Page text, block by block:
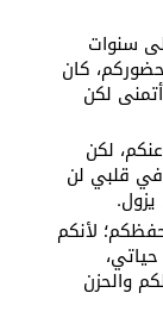
سنوات
كان
لكن
لكن
في قلبي لن
لأنكم
والحزن